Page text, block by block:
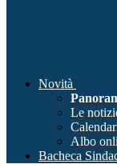
Novità
Le
Albo
Bacheca